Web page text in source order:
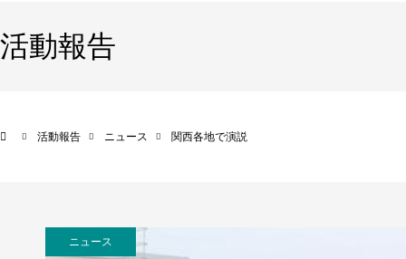
活動報告
活動報告 ニュース 関西各地で演説
ニュース